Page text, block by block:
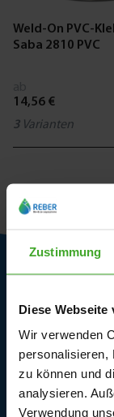
Zustimmung
Diese Webseite
Wir verwenden
personalisieren,
zu können und
analysieren.
Verwendung
Weld-On PVC-
Saba 2810 PVC
14,56 €
3 Varianten
Rückgabe und
Kontaktieren Sie